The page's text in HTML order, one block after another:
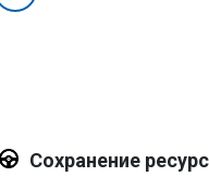
Сохранение